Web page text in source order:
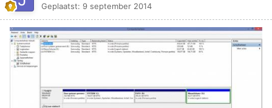
Geplaatst: 9 september 2014